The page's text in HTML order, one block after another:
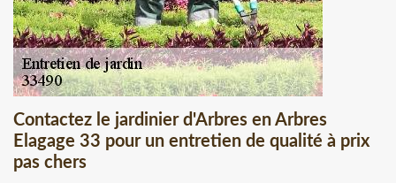
Contactez le jardinier d'Arbres en Arbres
Elagage 33 pour un entretien de qualité à prix
pas chers